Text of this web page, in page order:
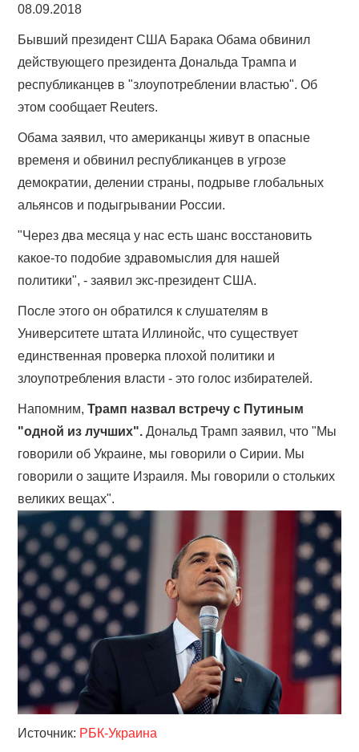
08.09.2018
Бывший президент США Барака Обама обвинил
действующего президента Дональда Трампа и
республиканцев в "злоупотреблении властью". Об
этом сообщает Reuters.
Обама заявил, что американцы живут в опасные
временя и обвинил республиканцев в угрозе
демократии, делении страны, подрыве глобальных
альянсов и подыгрывании России.
"Через два месяца у нас есть шанс восстановить
какое-то подобие здравомыслия для нашей
политики", - заявил экс-президент США.
После этого он обратился к слушателям в
Университете штата Иллинойс, что существует
единственная проверка плохой политики и
злоупотребления власти - это голос избирателей.
Напомним,Трамп назвал встречу с Путиным
"одной из лучших".Дональд Трамп заявил, что "Мы
говорили об Украине, мы говорили о Сирии. Мы
говорили о защите Израиля. Мы говорили о стольких
великих вещах".
Источник: РБК-Украина